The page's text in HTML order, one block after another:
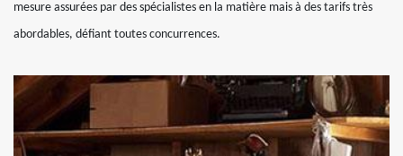
mesure assurées par des spécialistes en la matière mais à des tarifs très
abordables, défiant toutes concurrences.